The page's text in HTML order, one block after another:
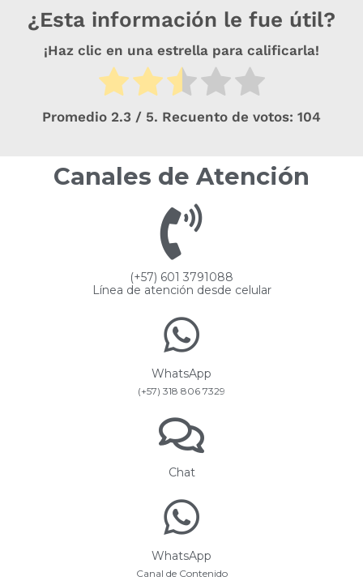
¿Esta información le fue útil?
¡Haz clic en una estrella para calificarla!
Promedio 2.3 / 5. Recuento de votos: 104
Canales de Atención
(+57) 601 3791088
Línea de atención desde celular
WhatsApp
(+57) 318 806 7329
Chat
WhatsApp
Canal de Contenido